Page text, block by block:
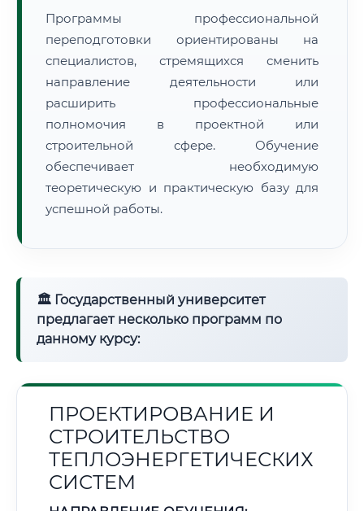
Программы профессиональной
переподготовки ориентированы на
специалистов, стремящихся сменить
направление деятельности или
расширить профессиональные
полномочия в проектной или
строительной сфере. Обучение
обеспечивает необходимую
теоретическую и практическую базу для
успешной работы.
🏛 Государственный университет
предлагает несколько программ по
данному курсу:
ПРОЕКТИРОВАНИЕ И
СТРОИТЕЛЬСТВО
ТЕПЛОЭНЕРГЕТИЧЕСКИХ
СИСТЕМ